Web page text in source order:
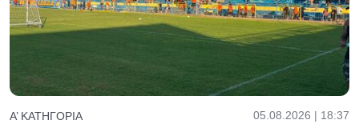
Α’ ΚΑΤΗΓΟΡΊΑ 05.08.2026 | 18:37